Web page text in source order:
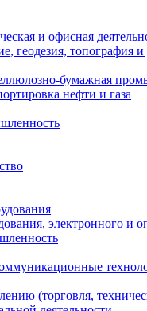
и офисная
геодезия, топография и
бумажная
нефти и газа
электронного и
(торговля,